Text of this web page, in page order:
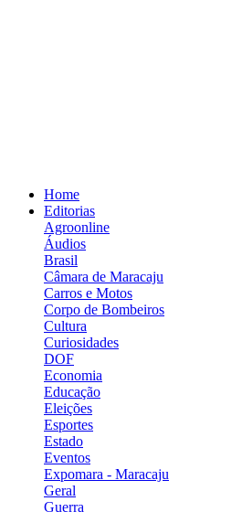
Home
Editorias
Agroonline
Áudios
Brasil
Câmara de Maracaju
Carros e Motos
Corpo de Bombeiros
Cultura
Curiosidades
DOF
Economia
Educação
Eleições
Esportes
Estado
Eventos
Expomara - Maracaju
Geral
Guerra